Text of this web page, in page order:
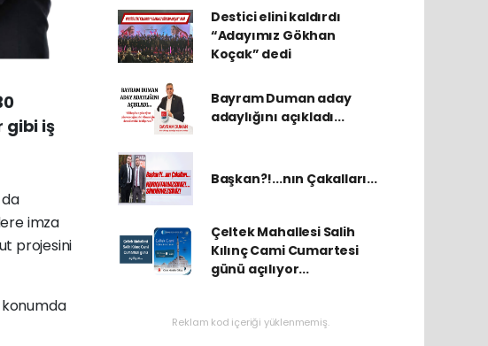
gibi iş
imza
projesini
konumda
Destici elini kaldırdı
“Adayımız Gökhan
Koçak” dedi
Bayram Duman aday
adaylığını açıkladı...
Başkan?!...nın Çakalları...
Çeltek Mahallesi Salih
Kılınç Cami Cumartesi
günü açılıyor...
Reklam kod içeriği yüklenmemiş.